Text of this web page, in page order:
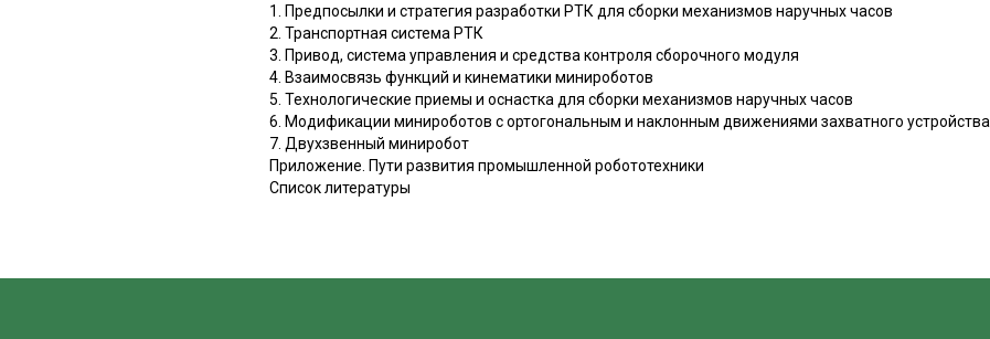
1. Предпосылки и стратегия разработки РТК для сборки механизмов наручных часов
2. Транспортная система РТК
3. Привод, система управления и средства контроля сборочного модуля
4. Взаимосвязь функций и кинематики минироботов
5. Технологические приемы и оснастка для сборки механизмов наручных часов
6. Модификации минироботов с ортогональным и наклонным движениями захватного устройства
7. Двухзвенный миниробот
Приложение. Пути развития промышленной робототехники
Список литературы